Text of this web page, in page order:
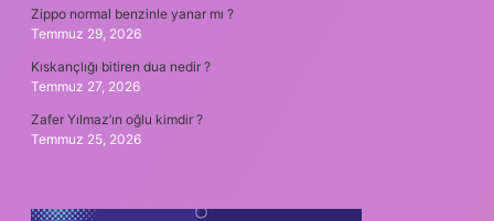
Zippo normal benzinle yanar mı ?
Temmuz 29, 2026
Kıskançlığı bitiren dua nedir ?
Temmuz 27, 2026
Zafer Yılmaz’ın oğlu kimdir ?
Temmuz 25, 2026